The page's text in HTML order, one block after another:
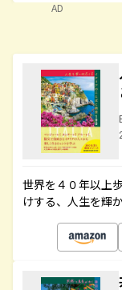
AD
世界を４０年以上
けする、人生を輝